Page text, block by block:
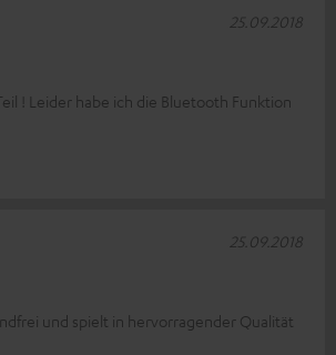
! Leider habe ich die Bluetooth Funktion
25.09.2018
und spielt in hervorragender Qualität
25.09.2018